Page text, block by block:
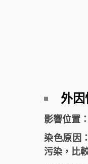
外因
影響位置
染色原因
污染，比